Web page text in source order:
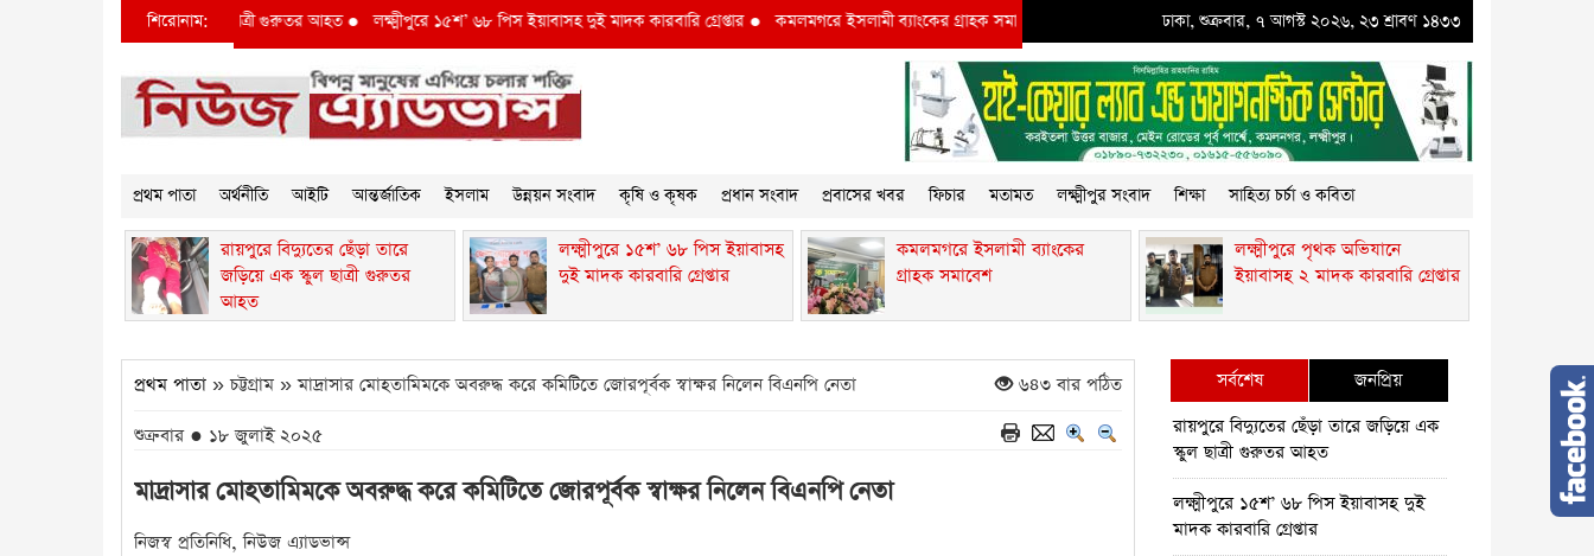
শিরোনাম:
ছেঁড়া তারে জড়িয়ে এক স্কুল ছাত্রী গুরুতর আহত●লক্ষ্মীপুরে ১৫শ’ ৬৮ পিস ইয়াবাসহ দুই মাদক কারবারি গ্রেপ্তার●কমলমগরে ইসলামী ব্যাংকের গ্রাহক সমাবেশ ‎● লক্ষ্মীপুরে পৃথক অভিযানে ইয়াবাসহ ২ মাদক কারবারি গ্রেপ্তার●কমলনগরে গাছ কেটে
ঢাকা, শুক্রবার, ৭ আগস্ট ২০২৬, ২৩ শ্রাবণ ১৪৩৩
প্রথম পাতা অর্থনীতি আইটি আন্তর্জাতিক ইসলাম উন্নয়ন সংবাদ কৃষি ও কৃষক প্রধান সংবাদ প্রবাসের খবর ফিচার মতামত লক্ষ্মীপুর সংবাদ শিক্ষা সাহিত্য চর্চা ও কবিতা
রায়পুরে বিদ্যুতের ছেঁড়া তারে
জড়িয়ে এক স্কুল ছাত্রী গুরুতর
আহত
লক্ষ্মীপুরে ১৫শ’ ৬৮ পিস ইয়াবাসহ
দুই মাদক কারবারি গ্রেপ্তার
কমলমগরে ইসলামী ব্যাংকের
গ্রাহক সমাবেশ ‎
লক্ষ্মীপুরে পৃথক অভিযানে
ইয়াবাসহ ২ মাদক কারবারি গ্রেপ্তার
প্রথম পাতা » চট্টগ্রাম » মাদ্রাসার মোহতামিমকে অবরুদ্ধ করে কমিটিতে জোরপূর্বক স্বাক্ষর নিলেন বিএনপি নেতা ৬৪৩ বার পঠিত
শুক্রবার ● ১৮ জুলাই ২০২৫
মাদ্রাসার মোহতামিমকে অবরুদ্ধ করে কমিটিতে জোরপূর্বক স্বাক্ষর নিলেন বিএনপি নেতা
নিজস্ব প্রতিনিধি, নিউজ এ্যাডভান্স
সর্বশেষ
জনপ্রিয়
রায়পুরে বিদ্যুতের ছেঁড়া তারে জড়িয়ে এক
স্কুল ছাত্রী গুরুতর আহত
লক্ষ্মীপুরে ১৫শ’ ৬৮ পিস ইয়াবাসহ দুই
মাদক কারবারি গ্রেপ্তার